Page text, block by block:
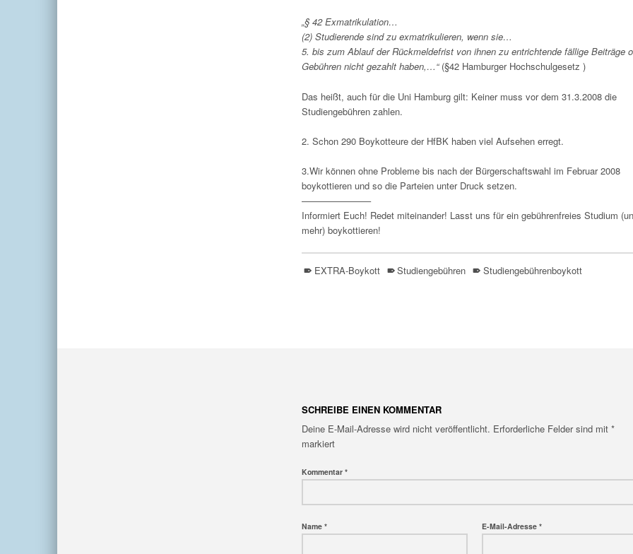
„§ 42 Exmatrikulation…
(2) Studierende sind zu exmatrikulieren, wenn sie…
5. bis zum Ablauf der Rückmeldefrist von ihnen zu entrichtende fällige Beiträge
Gebühren nicht gezahlt haben,…“(§42 Hamburger Hochschulgesetz )
Das heißt, auch für die Uni Hamburg gilt: Keiner muss vor dem 31.3.2008 die
Studiengebühren zahlen.
2. Schon 290 Boykotteure der HfBK haben viel Aufsehen erregt.
3.Wir können ohne Probleme bis nach der Bürgerschaftswahl im Februar 2008
boykottieren und so die Parteien unter Druck setzen.
———————–
Informiert Euch! Redet miteinander! Lasst uns für ein gebührenfreies Studium
mehr) boykottieren!
EXTRA-Boykott Studiengebühren
Studiengebührenboykott
SCHREIBE EINEN KOMMENTAR
Deine E-Mail-Adresse wird nicht veröffentlicht. Erforderliche Felder sind mit *
markiert
Kommentar *
Name * E-Mail-Adresse *